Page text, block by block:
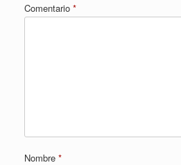
Comentario *
Nombre *